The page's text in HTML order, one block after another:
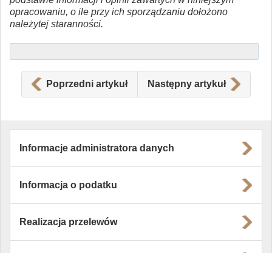
opracowaniu, o ile przy ich sporządzaniu dołożono
należytej staranności.
Poprzedni artykuł Następny artykuł
Informacje administratora danych
Informacja o podatku
Realizacja przelewów